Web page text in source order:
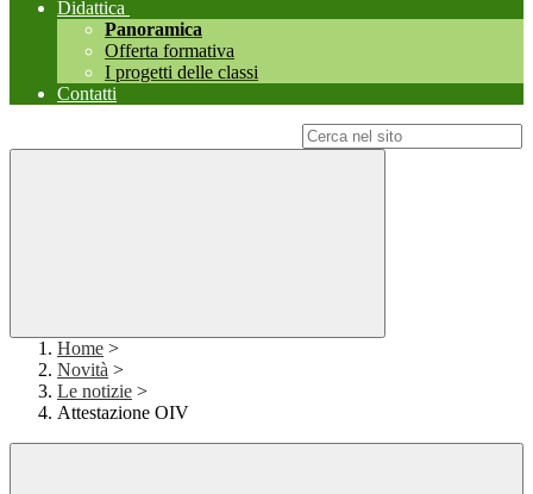
Didattica
Panoramica
Offerta formativa
I progetti delle classi
Contatti
Home >
Novità >
Le notizie >
Attestazione OIV